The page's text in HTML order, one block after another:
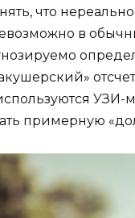
что
в
УЗИ-
примерную